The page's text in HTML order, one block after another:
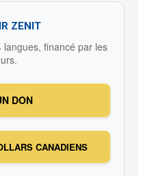
ZENIT
financé par les
DON
CANADIENS